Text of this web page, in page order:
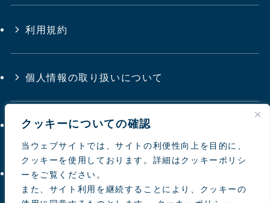
クッキーについての確認
当ウェブサイトでは、サイトの利便性向上を目的に、
クッキーを使用しております。詳細はクッキーポリシ
ーをご覧ください。
また、サイト利用を継続することにより、クッキーの
利用規約
個人情報の取り扱いについて
サイトマップ
お問い合わせ